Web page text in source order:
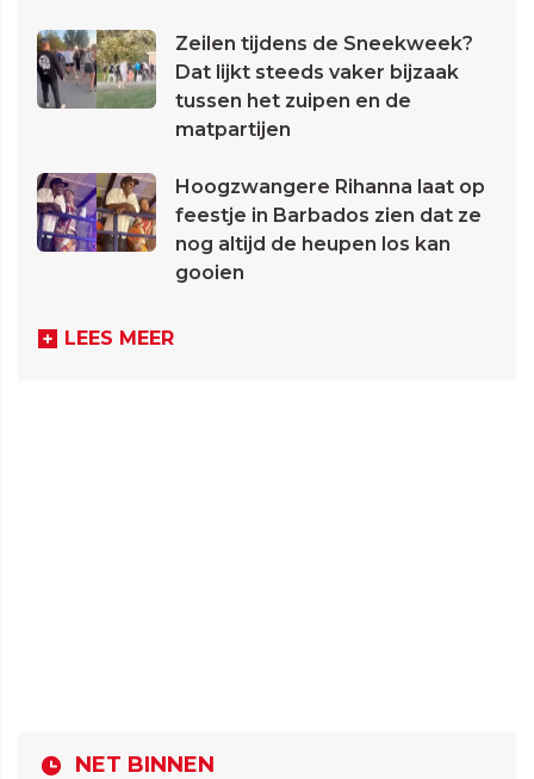
Zeilen tijdens de Sneekweek?
Dat lijkt steeds vaker bijzaak
tussen het zuipen en de
matpartijen
Hoogzwangere Rihanna laat op
feestje in Barbados zien dat ze
nog altijd de heupen los kan
gooien
LEES MEER
NET BINNEN